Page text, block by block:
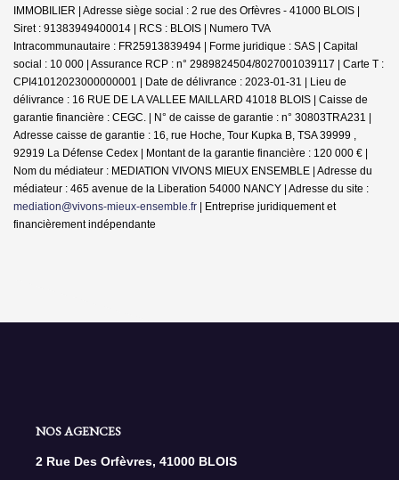
IMMOBILIER | Adresse siège social : 2 rue des Orfèvres - 41000 BLOIS |
Siret : 91383949400014 | RCS : BLOIS | Numero TVA
Intracommunautaire : FR25913839494 | Forme juridique : SAS | Capital
social : 10 000 | Assurance RCP : n° 2989824504/8027001039117 | Carte T :
CPI41012023000000001 | Date de délivrance : 2023-01-31 | Lieu de
délivrance : 16 RUE DE LA VALLEE MAILLARD 41018 BLOIS | Caisse de
garantie financière : CEGC. | N° de caisse de garantie : n° 30803TRA231 |
Adresse caisse de garantie : 16, rue Hoche, Tour Kupka B, TSA 39999 ,
92919 La Défense Cedex | Montant de la garantie financière : 120 000 € |
Nom du médiateur : MEDIATION VIVONS MIEUX ENSEMBLE | Adresse du
médiateur : 465 avenue de la Liberation 54000 NANCY | Adresse du site :
mediation@vivons-mieux-ensemble.fr | Entreprise juridiquement et
financièrement indépendante
NOS AGENCES
2 Rue Des Orfèvres, 41000 BLOIS